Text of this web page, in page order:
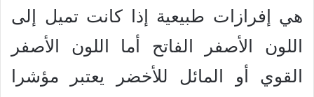
هي إفرازات طبيعية إذا كانت تميل إلى
اللون الأصفر الفاتح أما اللون الأصفر
القوي أو المائل للأخضر يعتبر مؤشرا